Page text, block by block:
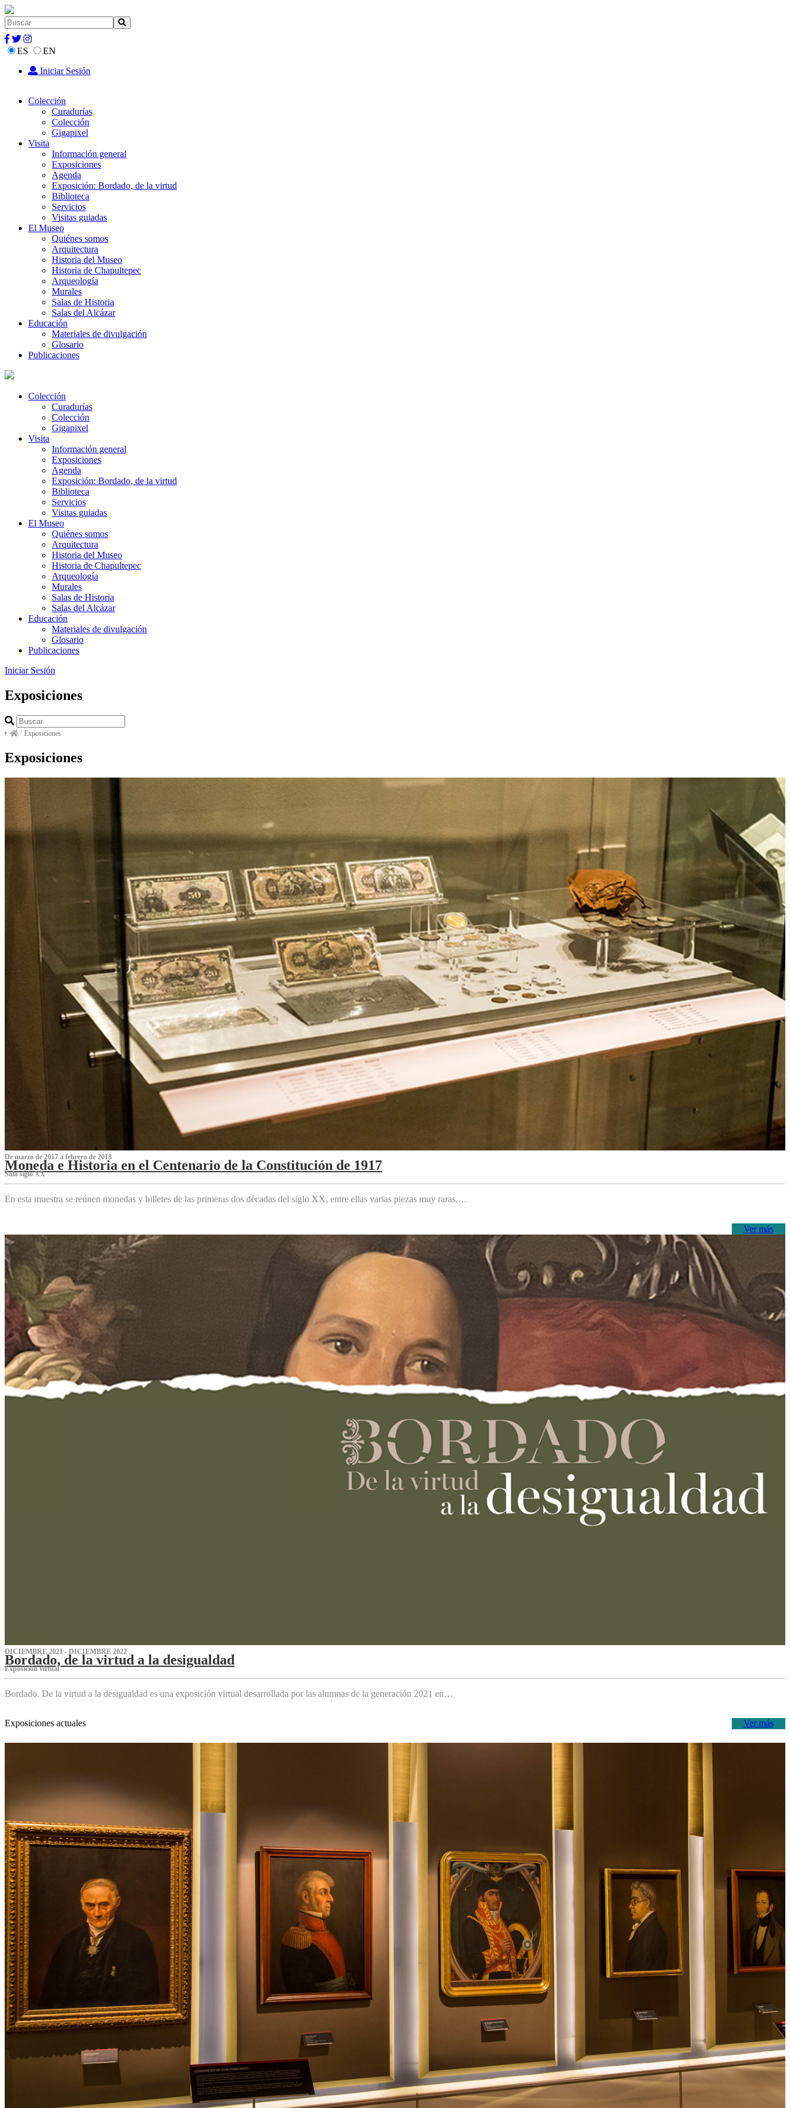
ES
EN
Iniciar Sesión
Colección
Curadurías
Colección
Gigapixel
Visita
Información general
Exposiciones
Agenda
Exposición: Bordado, de la virtud
Biblioteca
Servicios
Visitas guiadas
El Museo
Quiénes somos
Arquitectura
Historia del Museo
Historia de Chapultepec
Arqueología
Murales
Salas de Historia
Salas del Alcázar
Educación
Materiales de divulgación
Glosario
Publicaciones
Colección
Curadurías
Colección
Gigapixel
Visita
Información general
Exposiciones
Agenda
Exposición: Bordado, de la virtud
Biblioteca
Servicios
Visitas guiadas
El Museo
Quiénes somos
Arquitectura
Historia del Museo
Historia de Chapultepec
Arqueología
Murales
Salas de Historia
Salas del Alcázar
Educación
Materiales de divulgación
Glosario
Publicaciones
Iniciar Sesión
Exposiciones
/ Exposiciones
Exposiciones
De marzo de 2017 a febrero de 2018
Moneda e Historia en el Centenario de la Constitución de 1917
Sala siglo XX
En esta muestra se reúnen monedas y billetes de las primeras dos décadas del siglo XX, entre ellas varias piezas muy raras,…
Ver más
DICIEMBRE 2021 - DICIEMBRE 2022
Bordado, de la virtud a la desigualdad
Exposición virtual‌
Bordado. De la virtud a la desigualdad es una exposición virtual desarrollada por las alumnas de la generación 2021 en…
Ver más
Exposiciones actuales